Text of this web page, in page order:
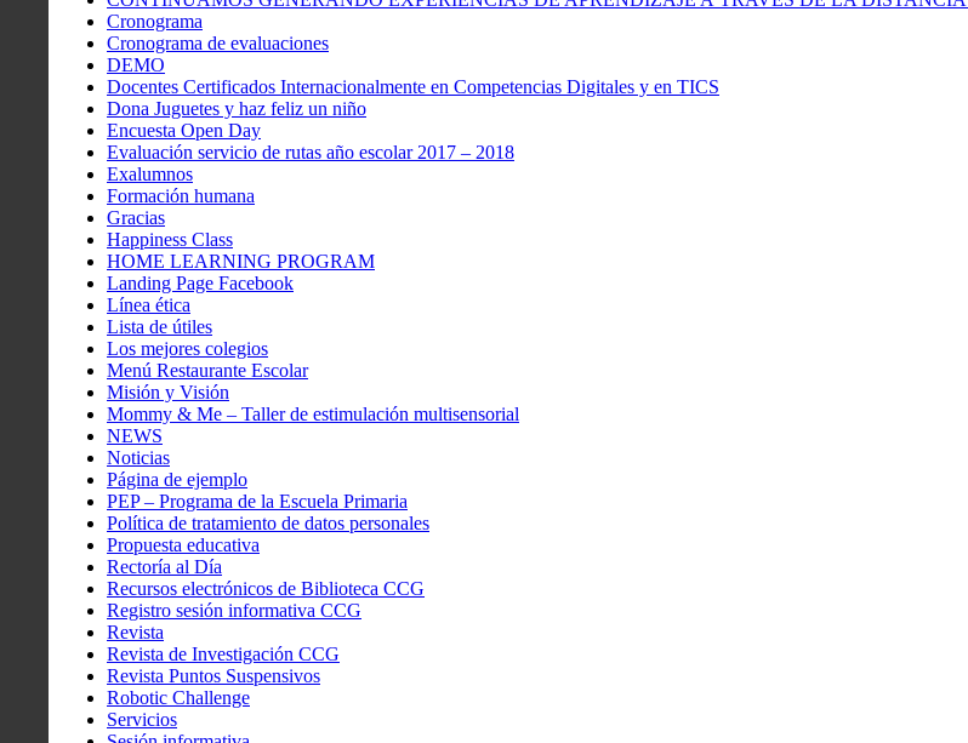
Cronograma
Cronograma de evaluaciones
DEMO
Docentes Certificados Internacionalmente en Competencias Digitales y en TICS
Dona Juguetes y haz feliz un niño
Encuesta Open Day
Evaluación servicio de rutas año escolar 2017 – 2018
Exalumnos
Formación humana
Gracias
Happiness Class
HOME LEARNING PROGRAM
Landing Page Facebook
Línea ética
Lista de útiles
Los mejores colegios
Menú Restaurante Escolar
Misión y Visión
Mommy & Me – Taller de estimulación multisensorial
NEWS
Noticias
Página de ejemplo
PEP – Programa de la Escuela Primaria
Política de tratamiento de datos personales
Propuesta educativa
Rectoría al Día
Recursos electrónicos de Biblioteca CCG
Registro sesión informativa CCG
Revista
Revista de Investigación CCG
Revista Puntos Suspensivos
Robotic Challenge
Servicios